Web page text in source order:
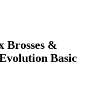
Brosses &
Basic